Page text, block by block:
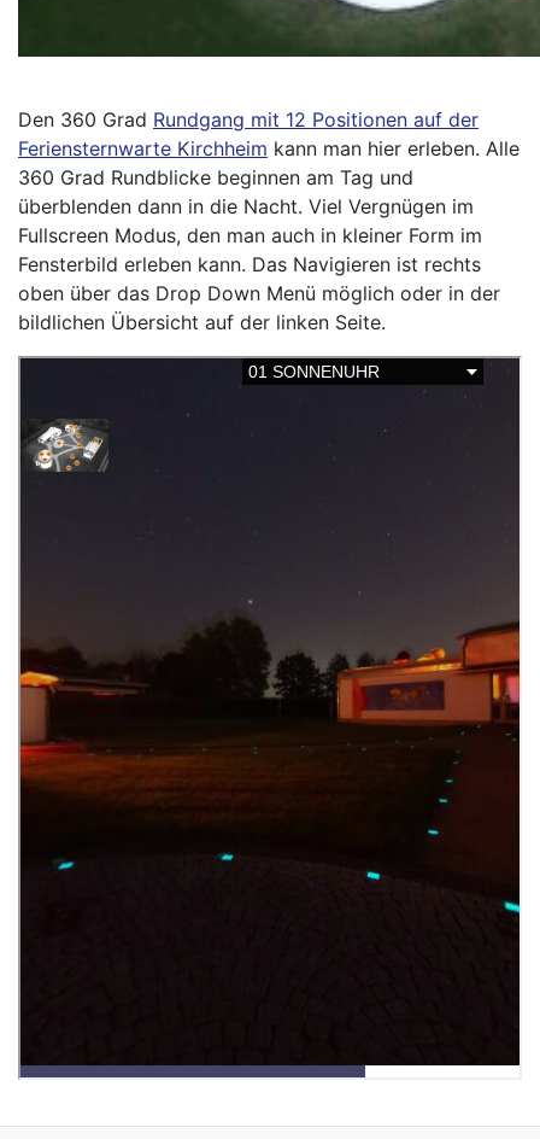
Den 360 Grad Rundgang mit 12 Positionen auf der
Feriensternwarte Kirchheim kann man hier erleben. Alle
360 Grad Rundblicke beginnen am Tag und
überblenden dann in die Nacht. Viel Vergnügen im
Fullscreen Modus, den man auch in kleiner Form im
Fensterbild erleben kann. Das Navigieren ist rechts
oben über das Drop Down Menü möglich oder in der
bildlichen Übersicht auf der linken Seite.